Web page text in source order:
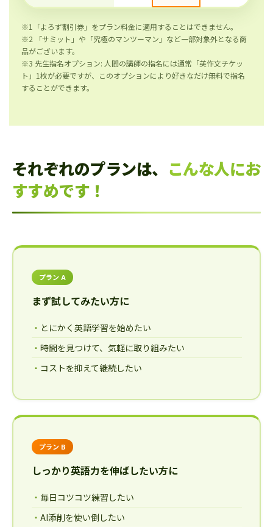
※1「よろず割引券」をプラン料金に適用することはできません。
※2 「サミット」や「究極のマンツーマン」など一部対象外となる商
品がございます。
※3 先生指名オプション: 人間の講師の指名には通常「英作文チケッ
ト」1枚が必要ですが、このオプションにより好きなだけ無料で指名
することができます。
それぞれのプランは、 こんな人にお
すすめです！
プラン A
まず試してみたい方に
とにかく英語学習を始めたい
時間を見つけて、気軽に取り組みたい
コストを抑えて継続したい
プラン B
しっかり英語力を伸ばしたい方に
毎日コツコツ練習したい
AI添削を使い倒したい